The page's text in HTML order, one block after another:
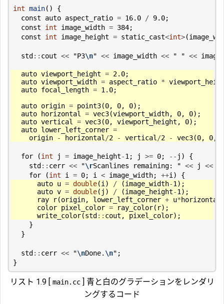
int main()
{
const
auto aspect_ratio = 16.0 / 9.0;
const
int image_width = 384;
const
int image_height = static_cast<int>(
std :: cout << "P3\n" << image_width << " " <<
auto viewport_height = 2.0;
auto viewport_width = aspect_ratio *
auto focal_length = 1.0;
auto origin = point3(0, 0, 0);
auto
horizontal = vec3(viewport_width, 0, 0);
auto vertical = vec3(0, viewport_height , 0);
auto lower_left_corner =
origin
- horizontal /2 - vertical /2 - vec3(0, 0,
for (int j = image_height-1 ; j >= 0; -- j )
{
std :: cerr << "\rScanlines remaining: " << j <<
for
(int i = 0; i < image_width; ++i )
{
auto u = double(i ) / (image_width-1 );
auto v = double( j ) / (image_height-1 );
ray
r(origin, lower_left_corner + u*horizontal
color pixel_color = ray_color( r);
write_color(std :: cout , pixel_color);
}
}
std :: cerr << "\nDone. \n" ;
}
リスト 1.9 [ main.cc ] 青と白のグラデーションをレンダリ
ングするコード